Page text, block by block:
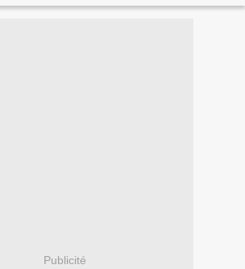
Publicité